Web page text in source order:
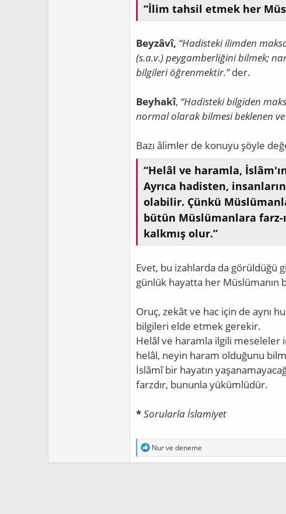
“İlim tahsil etmek her
Beyzâvî, “Hadisteki ilimden
(s.a.v.) peygamberliğini bilmek;
bilgileri öğrenmektir.”der.
Beyhakî, “Hadisteki bilgiden
normal olarak bilmesi beklenen
Bazı âlimler de konuyu şöyle
“Helâl ve haramla,
Ayrıca hadisten,
olabilir. Çünkü
bütün Müslümanlara farz-
kalkmış olur.”
Evet, bu izahlarda da görüldüğü
günlük hayatta her
Oruç, zekât ve hac için de aynı
bilgileri elde etmek gerekir.
Helâl ve haramla ilgili meseleler
helâl, neyin haram olduğunu
İslâmî bir hayatın
farzdır, bununla yükümlüdür.
*Sorularla İslamiyet
T
e
p
Nurve deneme